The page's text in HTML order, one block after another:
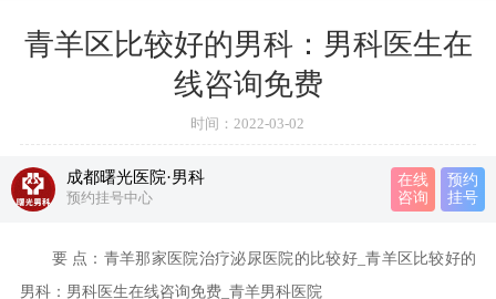
青羊区比较好的男科：男科医生在
线咨询免费
时间：2022-03-02
成都曙光医院·男科
预约挂号中心
在线
咨询
预约
挂号
要 点：青羊那家医院治疗泌尿医院的比较好_青羊区比较好的
男科：男科医生在线咨询免费_青羊男科医院